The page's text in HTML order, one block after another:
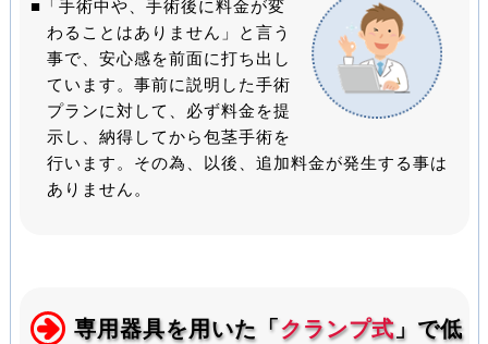
■「手術中や、手術後に料金が変
わることはありません」と言う
事で、安心感を前面に打ち出し
ています。事前に説明した手術
プランに対して、必ず料金を提
示し、納得してから包茎手術を
行います。その為、以後、追加料金が発生する事は
ありません。
専用器具を用いた「クランプ式 」で低